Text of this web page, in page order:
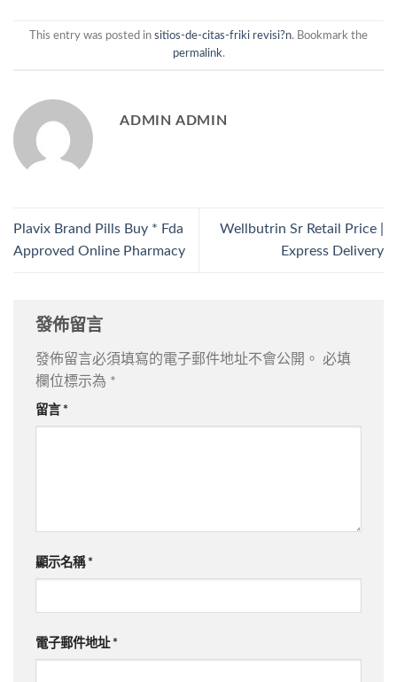
This entry was posted in sitios-de-citas-friki revisi?n. Bookmark the
permalink.
ADMIN ADMIN
Plavix Brand Pills Buy * Fda
Approved Online Pharmacy
Wellbutrin Sr Retail Price |
Express Delivery
發佈留言
發佈留言必須填寫的電子郵件地址不會公開。
必填
欄位標示為 *
留言 *
顯示名稱 *
電子郵件地址 *